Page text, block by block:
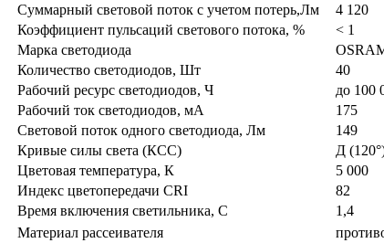
Суммарный световой поток с учетом потерь,Лм
4 120
Коэффициент пульсаций светового потока, %
< 1
Марка светодиода
Количество светодиодов, Шт
40
Рабочий ресурс светодиодов, Ч
до 100
Рабочий ток светодиодов, мА
175
Световой поток одного светодиода, Лм
149
Кривые силы света (КСС)
Д
Цветовая температура, К
5 000
Индекс цветопередачи CRI
82
Время включения светильника, С
1,4
Материал рассеивателя